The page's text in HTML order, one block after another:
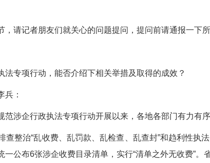
记者朋友们就关心的问题提问，提问前请通报一下所
专项行动，能否介绍下相关举措及取得的成效？
：
企行政执法专项行动开展以来，各地各部门有力有序
治“乱收费、乱罚款、乱检查、乱查封”和趋利性执
公布6张涉企收费目录清单，实行“清单之外无收费”。